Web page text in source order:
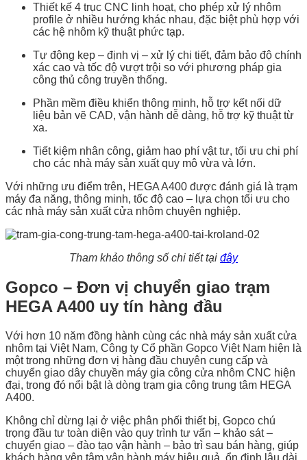
Thiết kế 4 trục CNC linh hoạt, cho phép xử lý nhôm
profile ở nhiều hướng khác nhau, đặc biệt phù hợp với
các hệ nhôm kỹ thuật phức tạp.
Tự động kẹp – định vị – xử lý chi tiết, đảm bảo độ chính
xác cao và tốc độ vượt trội so với phương pháp gia
công thủ công truyền thống.
Phần mềm điều khiển thông minh, hỗ trợ kết nối dữ
liệu bản vẽ CAD, vận hành dễ dàng, hỗ trợ kỹ thuật từ
xa.
Tiết kiệm nhân công, giảm hao phí vật tư, tối ưu chi phí
cho các nhà máy sản xuất quy mô vừa và lớn.
Với những ưu điểm trên, HEGA A400 được đánh giá là trạm
máy đa năng, thông minh, tốc độ cao – lựa chọn tối ưu cho
các nhà máy sản xuất cửa nhôm chuyên nghiệp.
Tham khảo thông số chi tiết tại đây
Gopco – Đơn vị chuyển giao trạm
HEGA A400 uy tín hàng đầu
Với hơn 10 năm đồng hành cùng các nhà máy sản xuất cửa
nhôm tại Việt Nam, Công ty Cổ phần Gopco Việt Nam hiện là
một trong những đơn vị hàng đầu chuyên cung cấp và
chuyển giao dây chuyền máy gia công cửa nhôm CNC hiện
đại, trong đó nổi bật là dòng trạm gia công trung tâm HEGA
A400.
Không chỉ dừng lại ở việc phân phối thiết bị, Gopco chú
trọng đầu tư toàn diện vào quy trình tư vấn – khảo sát –
chuyển giao – đào tạo vận hành – bảo trì sau bán hàng, giúp
khách hàng yên tâm vận hành máy hiệu quả, ổn định lâu dài.